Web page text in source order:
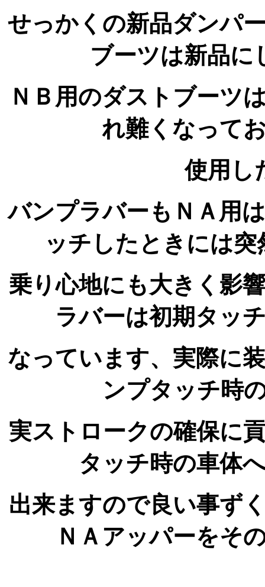
せっかくの新品ダンパ
ブーツは新品に
ＮＢ用のダストブーツ
れ難くなって
使用し
バンプラバーもＮＡ用
ッチしたときには
乗り心地にも大きく影
ラバーは初期タッ
なっています、実際に
ンプタッチ時
実ストロークの確保に
タッチ時の車体
出来ますので良い事ず
ＮＡアッパーを